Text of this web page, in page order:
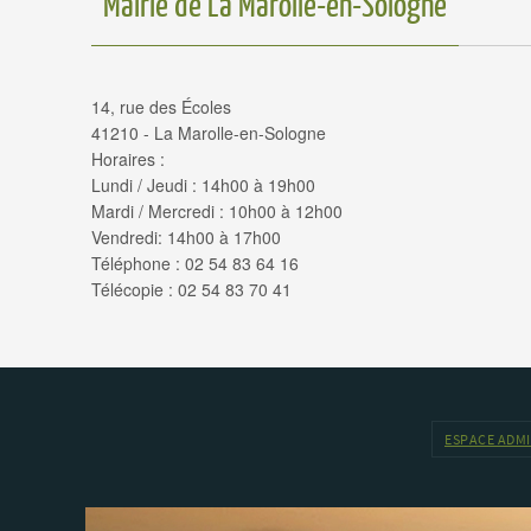
14, rue des Écoles
41210 - La Marolle-en-Sologne
Horaires :
Lundi / Jeudi : 14h00 à 19h00
Mardi / Mercredi : 10h00 à 12h00
Vendredi: 14h00 à 17h00
Téléphone : 02 54 83 64 16
Télécopie : 02 54 83 70 41
ESPACE